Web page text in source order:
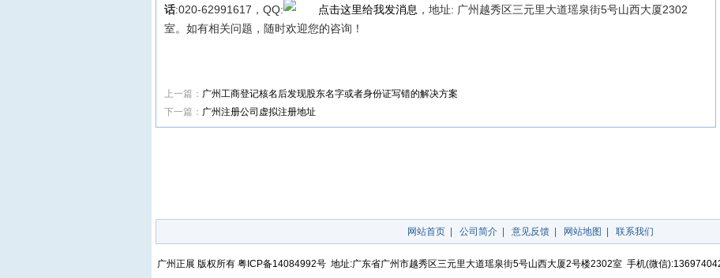
话:020-62991617，QQ: ， 地址: 广州越秀区三元里大道瑶泉街5号山西大厦2302
室。 如有相关问题， 随时欢迎您的咨询！
上一篇： 广州工商登记核名后发现股东名字或者身份证写错的解决方案
下一篇： 广州注册公司虚拟注册地址
网站首页 | 公司简介 | 意见反馈 | 网站地图 | 联系我们
广州正展 版权所有 粤ICP备14084992号 地址:广东省广州市越秀区三元里大道瑶泉街5号山西大厦2号楼2302室 手机(微信